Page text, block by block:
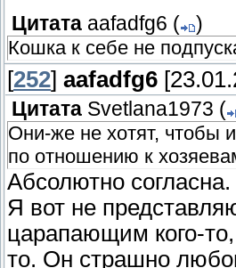
Цитата aafadfg6 (
)
Кошка к себе не
[252] aafadfg6
Цитата Svetlana1973 (
Они-же не хотят, чтобы
по отношению к
Абсолютно согласна.
Я вот не
царапающим кого-
то. Он страшно